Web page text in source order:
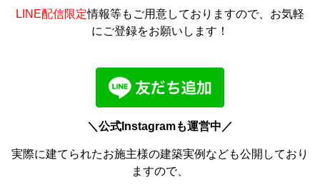
LINE配信限定情報等もご用意しておりますので、お気軽
にご登録をお願いします！
＼公式Instagramも運営中／
実際に建てられたお施主様の建築実例なども公開しており
ますので、